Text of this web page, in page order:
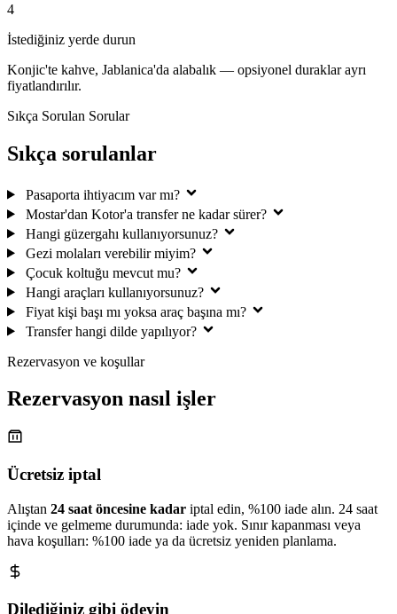
4
İstediğiniz yerde durun
Konjic'te kahve, Jablanica'da alabalık — opsiyonel duraklar ayrı
fiyatlandırılır.
Sıkça Sorulan Sorular
Sıkça sorulanlar
Pasaporta ihtiyacım var mı?
Mostar'dan Kotor'a transfer ne kadar sürer?
Hangi güzergahı kullanıyorsunuz?
Gezi molaları verebilir miyim?
Çocuk koltuğu mevcut mu?
Hangi araçları kullanıyorsunuz?
Fiyat kişi başı mı yoksa araç başına mı?
Transfer hangi dilde yapılıyor?
Rezervasyon ve koşullar
Rezervasyon nasıl işler
Ücretsiz iptal
Alıştan 24 saat öncesine kadar iptal edin, %100 iade alın. 24 saat
içinde ve gelmeme durumunda: iade yok. Sınır kapanması veya
hava koşulları: %100 iade ya da ücretsiz yeniden planlama.
Dilediğiniz gibi ödeyin